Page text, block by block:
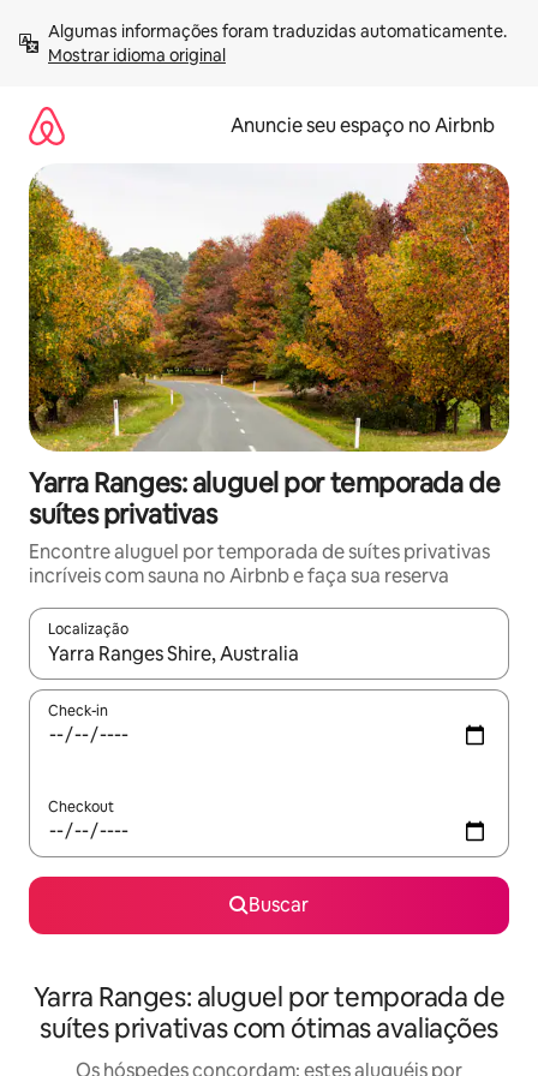
para
Mostrar idioma original
Anuncie seu espaço no Airbnb
Yarra Ranges: aluguel por temporada de
suítes privativas
Encontre aluguel por temporada de suítes privativas
incríveis com sauna no Airbnb e faça sua reserva
Localização
Quando os resultados estiverem disponíveis, explore-os
Check-in
Checkout
Buscar
Yarra Ranges: aluguel por temporada de
suítes privativas com ótimas avaliações
Os hóspedes concordam: estes aluguéis por